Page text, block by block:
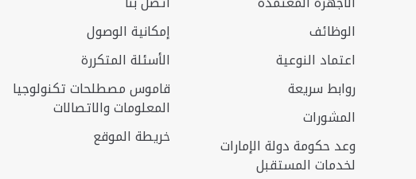
الوظائف
اعتماد النوعية
روابط سريعة
المشورات
وعد حكومة دولة الإمارات
لخدمات المستقبل
إمكانية الوصول
الأسئلة المتكررة‎
قاموس مصطلحات تكنولوجيا
المعلومات والاتصالات
خريطة الموقع